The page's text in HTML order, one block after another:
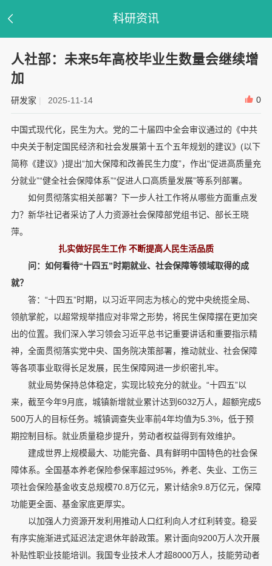
科研资讯
人社部：未来5年高校毕业生数量会继续增
加
研发家 | 2025-11-14 0
中国式现代化，民生为大。党的二十届四中全会审议通过的《中共
中央关于制定国民经济和社会发展第十五个五年规划的建议》(以下
简称《建议》)提出“加大保障和改善民生力度”，作出“促进高质量充
分就业”“健全社会保障体系”“促进人口高质量发展”等系列部署。
如何贯彻落实相关部署？下一步人社工作将从哪些方面重点发
力？新华社记者采访了人力资源社会保障部党组书记、部长王晓
萍。
扎实做好民生工作 不断提高人民生活品质
问：如何看待“十四五”时期就业、社会保障等领域取得的成
就？
答：“十四五”时期，以习近平同志为核心的党中央统揽全局、
领航掌舵，以超常规举措应对非常之形势，将民生保障摆在更加突
出的位置。我们深入学习领会习近平总书记重要讲话和重要指示精
神，全面贯彻落实党中央、国务院决策部署，推动就业、社会保障
等各项事业取得长足发展，民生保障网进一步织密扎牢。
就业局势保持总体稳定，实现比较充分的就业。“十四五”以
来，截至今年9月底，城镇新增就业累计达到6032万人，超额完成5
500万人的目标任务。城镇调查失业率前4年均值为5.3%，低于预
期控制目标。就业质量稳步提升，劳动者权益得到有效维护。
建成世界上规模最大、功能完备、具有鲜明中国特色的社会保
障体系。全国基本养老保险参保率超过95%，养老、失业、工伤三
项社会保险基金收支总规模70.8万亿元，累计结余9.8万亿元，保障
功能更全面、基金家底更厚实。
以加强人力资源开发利用推动人口红利向人才红利转变。稳妥
有序实施渐进式延迟法定退休年龄政策。累计面向9200万人次开展
补贴性职业技能培训。我国专业技术人才超8000万人，技能劳动者